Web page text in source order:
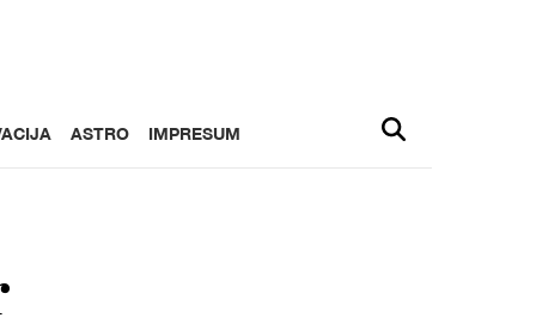
ASTRO IMPRESUM